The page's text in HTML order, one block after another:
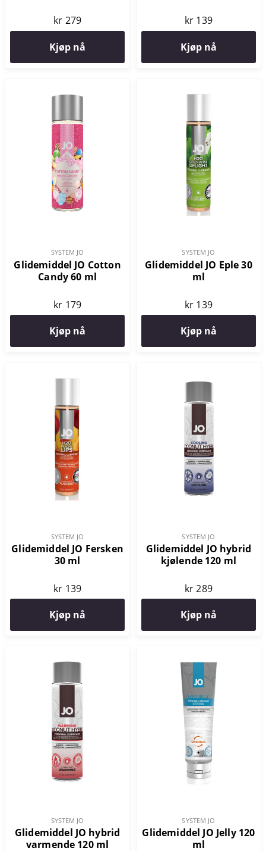
kr 279
Kjøp nå
kr 139
Kjøp nå
SYSTEM JO
Glidemiddel JO Cotton
Candy 60 ml
kr 179
Kjøp nå
SYSTEM JO
Glidemiddel JO Eple 30
ml
kr 139
Kjøp nå
SYSTEM JO
Glidemiddel JO Fersken
30 ml
kr 139
Kjøp nå
SYSTEM JO
Glidemiddel JO hybrid
kjølende 120 ml
kr 289
Kjøp nå
SYSTEM JO
Glidemiddel JO hybrid
varmende 120 ml
SYSTEM JO
Glidemiddel JO Jelly 120
ml